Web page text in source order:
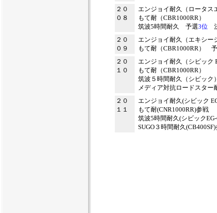
２０
０８
エンジョイ耐久（ロータ
もて耐（CBR1000RR）
筑波5時間耐久
予選3位
２０
０９
エンジョイ耐久（エキシー
もて耐（CBR1000RR）
２０
１０
エンジョイ耐久（シビッ
もて耐（CBR1000RR）
筑波５時間耐久（シビック
メディア対抗ロードスタ
２０
１１
エンジョイ耐久(シビック
もて耐(CNR1000RR)参戦
筑波5時間耐久(シビック
SUGO３時間耐久